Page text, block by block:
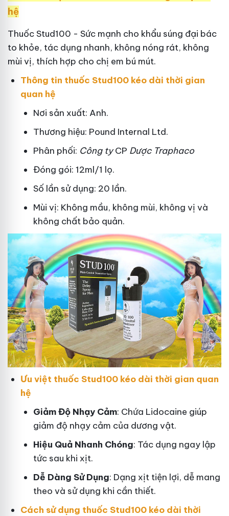
hệ
Thuốc Stud100 - Sức mạnh cho khẩu súng đại bác
to khỏe, tác dụng nhanh, không nóng rát, không
mùi vị, thích hợp cho chị em bú mút.
Thông tin thuốc Stud100 kéo dài thời gian
quan hệ
Nơi sản xuất: Anh.
Thương hiệu: Pound Internal Ltd.
Phân phối: Công tyCP Dược Traphaco
Đóng gói: 12ml/1 lọ.
Số lần sử dụng: 20 lần.
Mùi vị: Không mầu, không mùi, không vị và
không chất bảo quản.
Ưu việt thuốc Stud100 kéo dài thời gian quan
hệ
Giảm Độ Nhạy Cảm: Chứa Lidocaine giúp
giảm độ nhạy cảm của dương vật.
Hiệu Quả Nhanh Chóng: Tác dụng ngay lập
tức sau khi xịt.
Dễ Dàng Sử Dụng: Dạng xịt tiện lợi, dễ mang
theo và sử dụng khi cần thiết.
Cách sử dụng thuốc Stud100 kéo dài thời